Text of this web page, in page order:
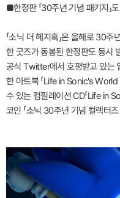
■한정판 「30주년 기념 패키지」
「소닉 더 헤지혹」은 올해로 30
한 굿즈가 동봉된 한정판도 동시
공식 Twitter에서 호평받고 있는
한 아트북 「Life in Sonic's World
수 있는 컴필레이션 CD「Life in
코인 「소닉 30주년 기념 컬렉터